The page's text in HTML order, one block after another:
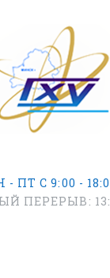
- ПТ С 9:00 -
ПЕРЕРЫВ: